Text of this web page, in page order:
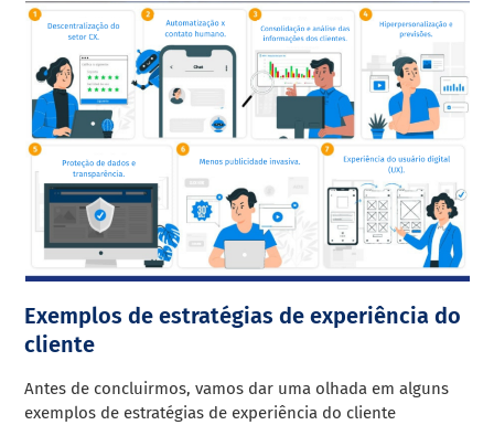
Exemplos de estratégias de experiência do
cliente
Antes de concluirmos, vamos dar uma olhada em alguns
exemplos de estratégias de experiência do cliente